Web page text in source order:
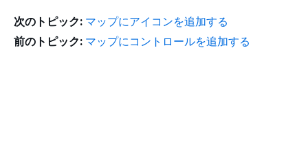
次のトピック: マップにアイコンを追加する
前のトピック: マップにコントロールを追加する